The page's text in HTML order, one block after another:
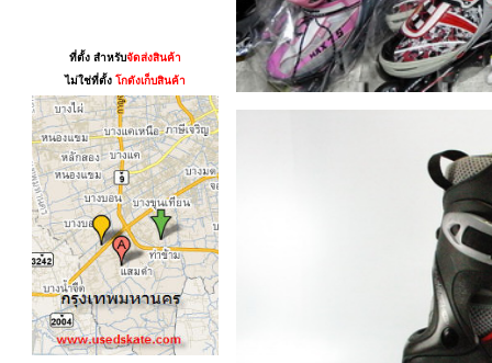
ที่ตั้ง สำหรับจัดส่งสินค้า
ไม่ใช่ที่ตั้ง โกดังเก็บสินค้า